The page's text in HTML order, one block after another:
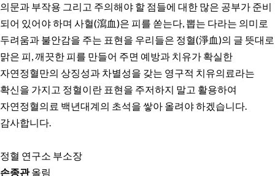
의문과 부작용 그리고 주의해야 할 점들에 대한 많은 공부가 준비
되어 있어야 하며 사혈(瀉血)은 피를 쏟는다, 뽑는 다라는 의미로
두려움과 불안감을 주는 표현을 우리들은 정혈(淨血)의 글 뜻대로
맑은 피, 깨끗한 피를 만들어 주면 예방과 치유가 확실한
자연정혈만의 상징성과 차별성을 갖는 영구적 치유의료라는
확신을 가지고 정혈이란 표현을 주저하지 말고 활용하여
자연정혈의료 백년대계의 초석을 쌓아 올려야 하겠습니다.
감사합니다.
정혈 연구소 부소장
손종관올림